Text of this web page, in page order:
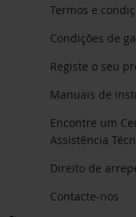
Termos e
Condições de
Registe o seu
Manuais de
Encontre um
Assistência
Direito de
Contacte-nos